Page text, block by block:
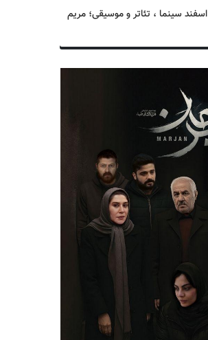
متولدین ۲۴ اسفند سینما ، تئاتر و موسیقی؛ مریم